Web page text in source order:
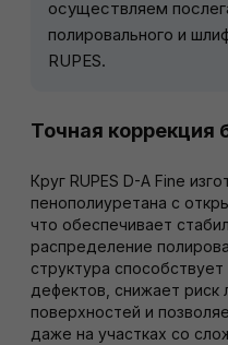
осуществляем
полировального и
RUPES.
Точная коррекция
Круг RUPES D-A Fine
пенополиуретана с
что обеспечивает
распределение
структура
дефектов, снижает риск
поверхностей и
даже на участках со